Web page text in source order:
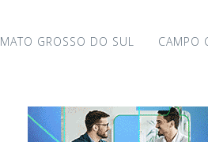
MATO GROSSO DO SUL CAMPO